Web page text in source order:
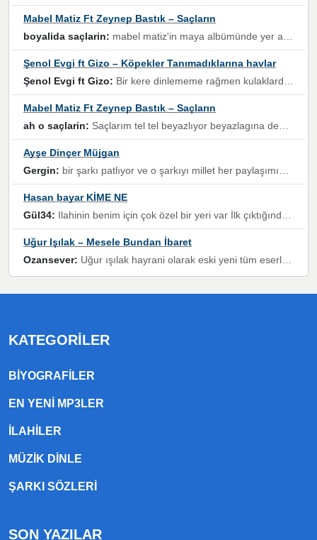
Mabel Matiz Ft Zeynep Bastık – Saçların
boyalida saçlarin: mabel matiz'in maya albümünde yer alan güzellerden. parça da şarkı hani! müzikal altyapısına vurulduğum, sözlerinde kaybolduğum bir parça olmuş.
Şenol Evgi ft Gizo – Köpekler Tanımadıklarına havlar
Şenol Evgi ft Gizo: Bir kere dinlememe rağmen kulaklardan gitmiyor sen sen sen sen kurban ol sen sen sen sen hayran ol yükses ses müzik dinleme sebebisiniz canlar bomba gibi patladınız maşallah
Mabel Matiz Ft Zeynep Bastık – Saçların
ah o saçlarin: Saçlarım tel tel beyazlıyor beyazlagına degil yanımda sen yoksun ona üzülüyorum günler bir bir geçiyor geçen günlere değil sensiz geçen günlere darılıyorum,Dinledikce asla kavusamayacagim ama asla unutamicagim sevdiğim adam için yanar içim
Ayşe Dinçer Müjgan
Gergin: bir şarkı patlıyor ve o şarkıyı millet her paylaşımın altına koyuyor ve öyle bir durum hal alıyor ki şarkıyı dinlemeden şarkıdan bikıyorsun Ama bu enteresan bir şekilde dillere dolanıyor millet olarak seviyoruz dertlerle boğuşurken bir yandan da göbek atmayi))) diyeceklerim bu kadar güzel hoş bir sayfa emeğinize sağlık arkadaşlar kolay gelsin
Hasan bayar KİME NE
Gül34: Ilahinin benim için çok özel bir yeri var İlk çıktığında komşum ne kadar yüksek sesle dinliyorsa orada duymuştum ve YouTube'dan aratıp Bu ilahiyi bulmuştum ve sonra müdavimi oldum günlük Ben de 3-5 kere dinleyip ezberleyip artık ilahiye bende eşlik ediyorum yüksek sesle Allah razı olsun hizmet nimettir Rabbim sizin zahmetlerinize de hayırlı nimetler versin Selam ve dua ile Allah'a emanet olun
Uğur Işılak – Mesele Bundan İbaret
Ozansever: Uğur ışılak hayrani olarak eski yeni tüm eserlerini keyifle huzurla dinleyenlerden birisiyim, emeğine saygı duyan gönül veren bunu en güzel şekilde sevenlerine ulaştıran siz değerli sayfa yöneticilerine de teşekkür ederim
KATEGORILER
BIYOGRAFILER
EN YENI MP3LER
ILAHILER
MÜZIK DINLE
ŞARKI SÖZLERI
SON YAZILAR